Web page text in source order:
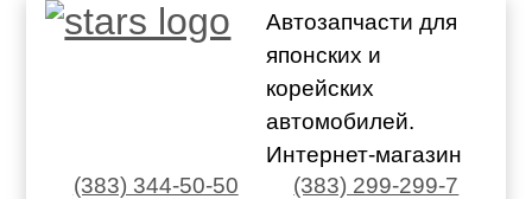
Автозапчасти для
японских и
корейских
автомобилей.
Интернет-магазин
(383) 344-50-50
(383) 299-299-7